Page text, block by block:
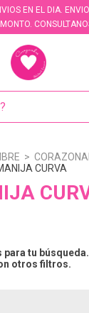
EN EL DIA.
>
CURVA
tu
otros filtros.